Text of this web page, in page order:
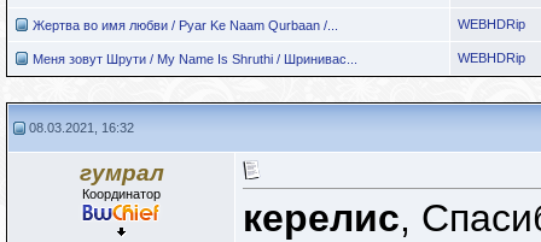
Жертва во имя любви / Pyar Ke Naam Qurbaan /... WEBHDRip
Меня зовут Шрути / My Name Is Shruthi / Шринивас... WEBHDRip
08.03.2021, 16:32
гумрал
Координатор
керелис,